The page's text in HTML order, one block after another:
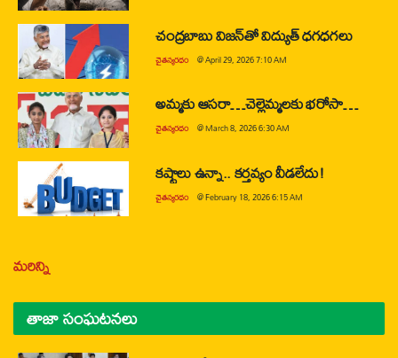
చంద్రబాబు విజన్‌తో విద్యుత్ ధగధగలు
చైతన్యరధం @April 29, 2026 7:10 AM
అమ్మకు ఆసరా…చెల్లెమ్మలకు భరోసా…
చైతన్యరధం @March 8, 2026 6:30 AM
కష్టాలు ఉన్నా.. కర్తవ్యం వీడలేదు!
చైతన్యరధం @February 18, 2026 6:15 AM
మరిన్ని
తాజా సంఘటనలు